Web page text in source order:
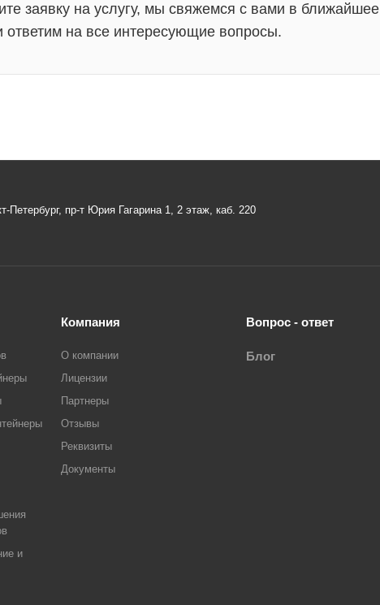
заявку на услугу, мы свяжемся с вами в ближайшее
ответим на все интересующие вопросы.
Петербург, пр-т Юрия Гагарина 1, 2 этаж, каб. 220
и
Компания
О компании
Лицензии
Партнеры
Отзывы
Реквизиты
Документы
Вопрос - ответ
Блог